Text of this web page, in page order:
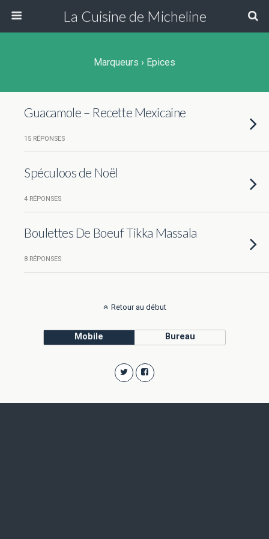
La Cuisine de Micheline
Marqueurs › Epices
Guacamole – Recette Mexicaine
15 RÉPONSES
Spéculoos de Noël
4 RÉPONSES
Boulettes De Boeuf Tikka Massala
8 RÉPONSES
Retour au début
Mobile Bureau